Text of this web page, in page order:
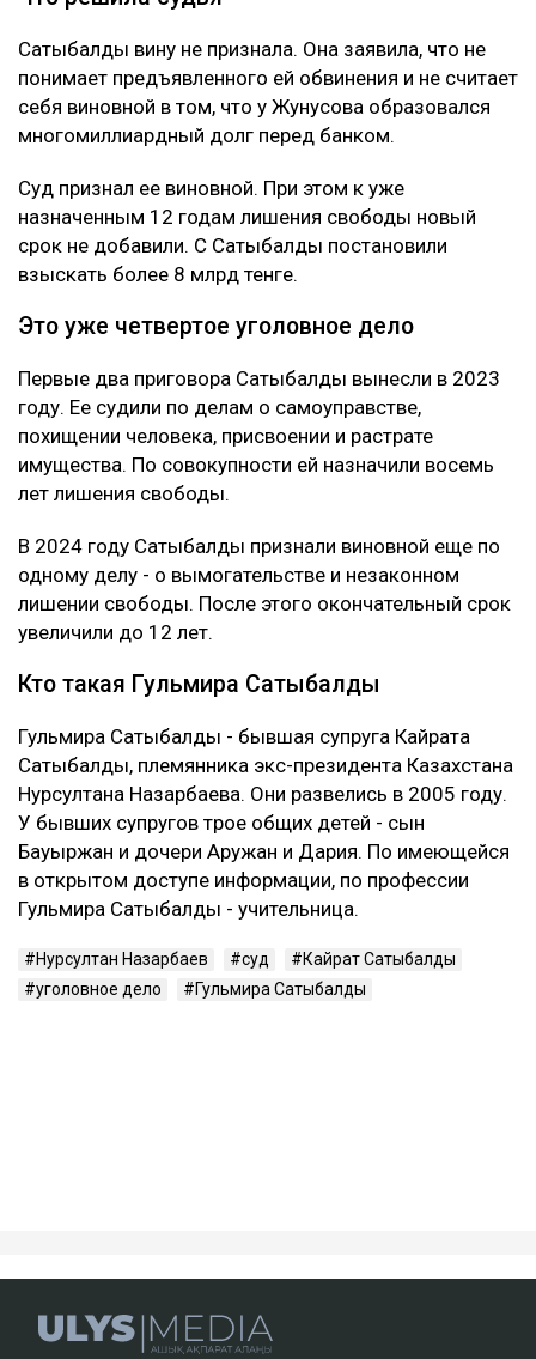
Сатыбалды вину не признала. Она заявила, что не
понимает предъявленного ей обвинения и не считает
себя виновной в том, что у Жунусова образовался
многомиллиардный долг перед банком.
Суд признал ее виновной. При этом к уже
назначенным 12 годам лишения свободы новый
срок не добавили. С Сатыбалды постановили
взыскать более 8 млрд тенге.
Это уже четвертое уголовное дело
Первые два приговора Сатыбалды вынесли в 2023
году. Ее судили по делам о самоуправстве,
похищении человека, присвоении и растрате
имущества. По совокупности ей назначили восемь
лет лишения свободы.
В 2024 году Сатыбалды признали виновной еще по
одному делу - о вымогательстве и незаконном
лишении свободы. После этого окончательный срок
увеличили до 12 лет.
Кто такая Гульмира Сатыбалды
Гульмира Сатыбалды - бывшая супруга Кайрата
Сатыбалды, племянника экс-президента Казахстана
Нурсултана Назарбаева. Они развелись в 2005 году.
У бывших супругов трое общих детей - сын
Бауыржан и дочери Аружан и Дария. По имеющейся
в открытом доступе информации, по профессии
Гульмира Сатыбалды - учительница.
Нурсултан Назарбаев суд
Кайрат Сатыбалды
уголовное дело
Гульмира Сатыбалды